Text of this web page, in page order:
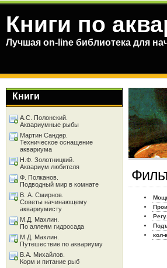
Книги по
Лучшая on-line библиотека для
кол-
Книги
А.С. Полонский.
Аквариумные рыбы
Мартин Сандер.
Техническое оснащение
аквариума
Н.Ф. Золотницкий.
Аквариум любителя
Ф. Полканов.
Подводный мир в комнате
В. А. Смирнов.
Советы начинающему
аквариумисту
М.Д. Махлин.
По аллеям гидросада
М.Д. Махлин.
Путешествие по аквариуму
В.А. Михайлов.
Корм и питание рыб